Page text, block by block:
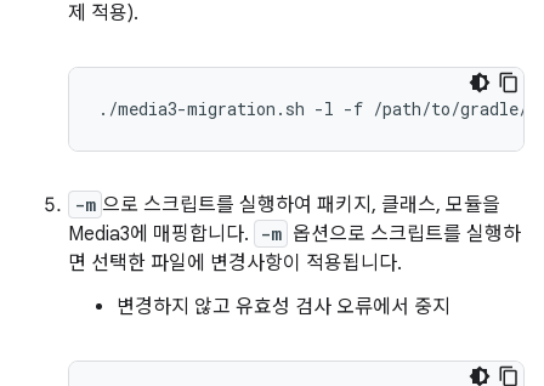
제 적용).
./media3-migration.sh -l -f
-m 으로 스크립트를 실행하여 패키지, 클래스, 모듈을
Media3에 매핑합니다.
-m 옵션으로 스크립트를 실행하
면 선택한 파일에 변경사항이 적용됩니다.
변경하지 않고 유효성 검사 오류에서 중지